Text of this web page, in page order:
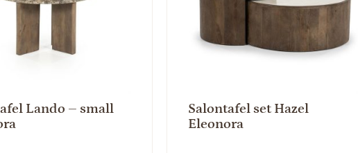
Lando – small
Salontafel set Hazel
Eleonora